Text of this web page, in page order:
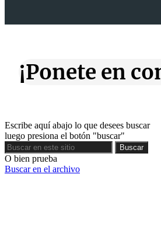
¡Ponete en
Escribe aquí abajo lo que desees buscar
luego presiona el botón "buscar"
Buscar
Buscar
O bien prueba
Buscar en el archivo